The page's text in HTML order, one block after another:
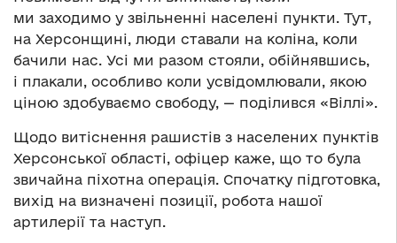
ми заходимо у звільненні населені пункти. Тут,
на Херсонщині, люди ставали на коліна, коли
бачили нас. Усі ми разом стояли, обійнявшись,
і плакали, особливо коли усвідомлювали, якою
ціною здобуваємо свободу, — поділився «Віллі».
Щодо витіснення рашистів з населених пунктів
Херсонської області, офіцер каже, що то була
звичайна піхотна операція. Спочатку підготовка,
вихід на визначені позиції, робота нашої
артилерії та наступ.